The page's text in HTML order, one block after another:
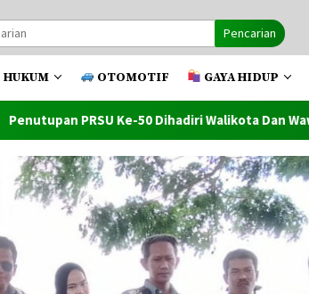
Pencarian
HUKUM OTOMOTIF GAYA HIDUP
Walikota Dan Wawako Tanjung Balai